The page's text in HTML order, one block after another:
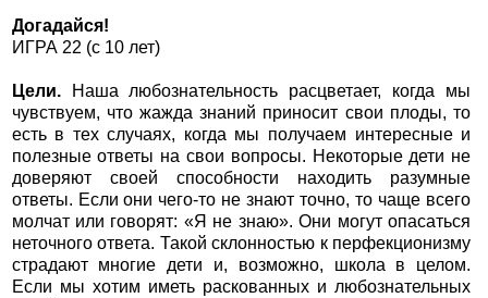
Догадайся!
ИГРА 22 (с 10 лет)
Цели.Наша любознательность расцветает, когда мы
чувствуем, что жажда знаний приносит свои плоды, то
есть в тех случаях, когда мы получаем интересные и
полезные ответы на свои вопросы. Некоторые дети не
доверяют своей способности находить разумные
ответы. Если они чего-то не знают точно, то чаще всего
молчат или говорят: «Я не знаю». Они могут опасаться
неточного ответа. Такой склонностью к перфекционизму
страдают многие дети и, возможно, школа в целом.
Если мы хотим иметь раскованных и любознательных